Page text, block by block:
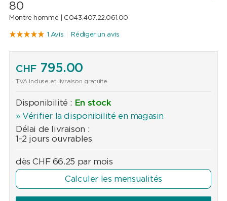
80
Montre homme | C043.407.22.061.00
1 Avis Rédiger un avis
CHF795.00
TVA incluse et livraison gratuite
Disponibilité : En stock
» Vérifier la disponibilité en magasin
Délai de livraison :
1-2 jours ouvrables
dèsCHF 66.25 par mois
Calculer les mensualités